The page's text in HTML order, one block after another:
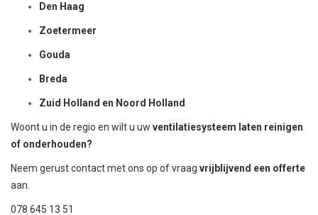
Den Haag
Zoetermeer
Gouda
Breda
Zuid Holland en Noord Holland
Woont u in de regio en wilt u uw ventilatiesysteem laten reinigen
of onderhouden?
Neem gerust contact met ons op of vraag vrijblijvend een offerte
aan.
078 645 13 51